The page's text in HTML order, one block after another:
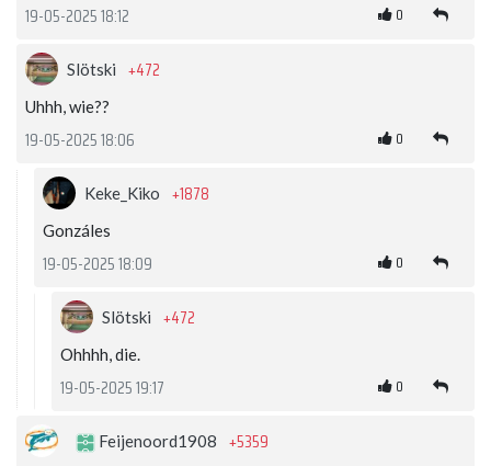
19-05-2025 18:12 0
Slötski +472
Uhhh, wie??
19-05-2025 18:06 0
Keke_Kiko +1878
Gonzáles
19-05-2025 18:09 0
Slötski +472
Ohhhh, die.
19-05-2025 19:17 0
Feijenoord1908 +5359